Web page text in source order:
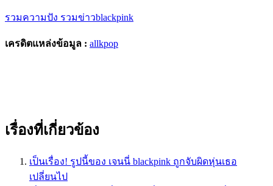
รวมความปัง รวมข่าวblackpink
เครดิตแหล่งข้อมูล : allkpop
เรื่องที่เกี่ยวข้อง
เป็นเรื่อง! รูปนี้ของ เจนนี่ blackpink ถูกจับผิดหุ่นเธอ
เปลี่ยนไป